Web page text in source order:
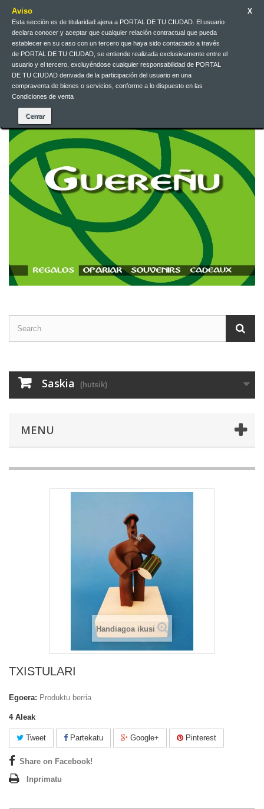
Aviso
Esta sección es de titularidad ajena a PORTAL DE TU CIUDAD. El usuario
declara conocer y aceptar que cualquier relación contractual que pueda
establecer en su caso con un tercero que haya sido contactado a través
de PORTAL DE TU CIUDAD, se entiende realizada exclusivamente entre el
usuario y el tercero, excluyéndose cualquier responsabilidad de PORTAL
DE TU CIUDAD derivada de la participación del usuario en una
compraventa de bienes o servicios, conforme a lo dispuesto en las
Condiciones de venta
X
Euskera
Euskera
Jarri gurekin harremanetan
Saskia (hutsik)
MENU
Handiagoa ikusi
TXISTULARI
Egoera: Produktu berria
4 Aleak
Tweet Partekatu Google+ Pinterest
Share on Facebook!
Inprimatu